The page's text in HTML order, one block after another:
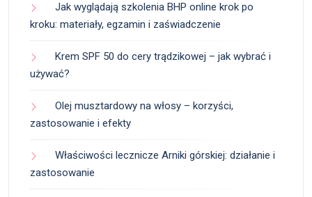
Jak wyglądają szkolenia BHP online krok po
kroku: materiały, egzamin i zaświadczenie
Krem SPF 50 do cery trądzikowej – jak wybrać i
używać?
Olej musztardowy na włosy – korzyści,
zastosowanie i efekty
Właściwości lecznicze Arniki górskiej: działanie i
zastosowanie